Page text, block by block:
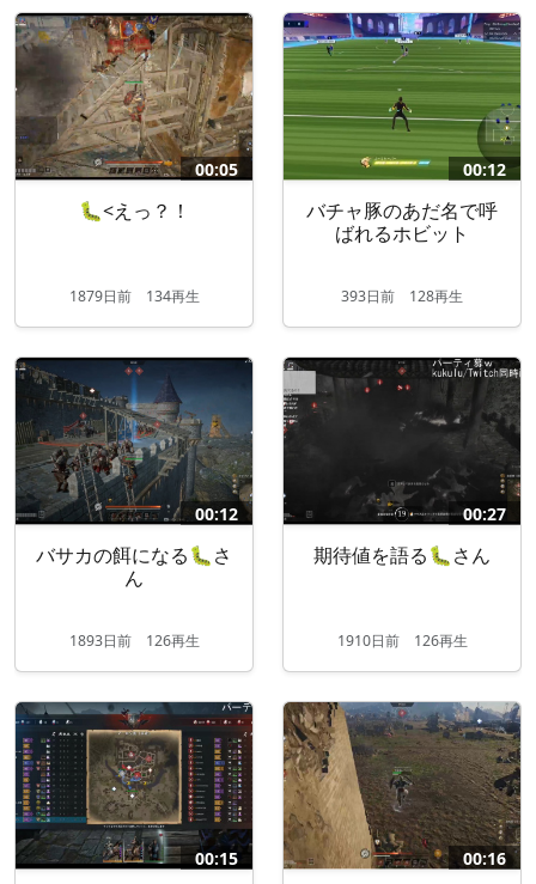
00:05
🐛<えっ？！
1879日前134再生
00:12
バチャ豚のあだ名で呼
ばれるホビット
393日前 128再生
00:12
バサカの餌になる🐛さ
ん
1893日前126再生
00:27
期待値を語る🐛さん
1910日前126再生
00:15 00:16